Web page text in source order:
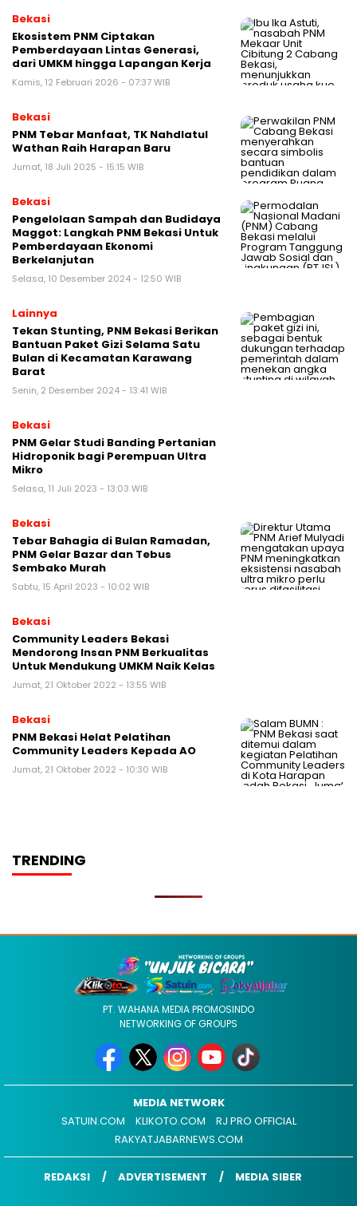
Bekasi
Ekosistem PNM Ciptakan
Pemberdayaan Lintas Generasi,
dari UMKM hingga Lapangan Kerja
Kamis, 12 Februari 2026 - 07:37 WIB
Bekasi
PNM Tebar Manfaat, TK Nahdlatul
Wathan Raih Harapan Baru
Jumat, 18 Juli 2025 - 15:15 WIB
Bekasi
Pengelolaan Sampah dan Budidaya
Maggot: Langkah PNM Bekasi Untuk
Pemberdayaan Ekonomi
Berkelanjutan
Selasa, 10 Desember 2024 - 12:50 WIB
Lainnya
Tekan Stunting, PNM Bekasi Berikan
Bantuan Paket Gizi Selama Satu
Bulan di Kecamatan Karawang
Barat
Senin, 2 Desember 2024 - 13:41 WIB
Bekasi
PNM Gelar Studi Banding Pertanian
Hidroponik bagi Perempuan Ultra
Mikro
Selasa, 11 Juli 2023 - 13:03 WIB
Bekasi
Tebar Bahagia di Bulan Ramadan,
PNM Gelar Bazar dan Tebus
Sembako Murah
Sabtu, 15 April 2023 - 10:02 WIB
Bekasi
Community Leaders Bekasi
Mendorong Insan PNM Berkualitas
Untuk Mendukung UMKM Naik Kelas
Jumat, 21 Oktober 2022 - 13:55 WIB
Bekasi
PNM Bekasi Helat Pelatihan
Community Leaders Kepada AO
Jumat, 21 Oktober 2022 - 10:30 WIB
TRENDING
PT. WAHANA MEDIA PROMOSINDO
NETWORKING OF GROUPS
MEDIA NETWORK
SATUIN.COM
KLIKOTO.COM
RJ PRO OFFICIAL
RAKYATJABARNEWS.COM
REDAKSI ADVERTISEMENT MEDIA SIBER